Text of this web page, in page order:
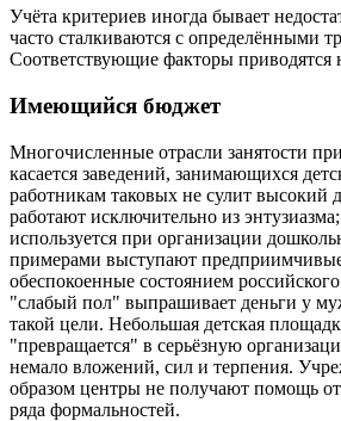
Учёта критериев иногда бывает
часто сталкиваются с определёнными
Соответствующие факторы приводятся
Имеющийся бюджет
Многочисленные отрасли занятости
касается заведений, занимающихся
работникам таковых не сулит высокий
работают исключительно из
используется при организации
примерами выступают
обеспокоенные состоянием
"слабый пол" выпрашивает деньги у
такой цели. Небольшая детская
"превращается" в серьёзную
немало вложений, сил и терпения.
образом центры не получают помощь от
ряда формальностей.